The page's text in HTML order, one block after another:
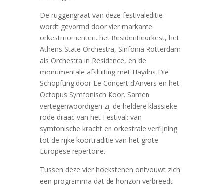
De ruggengraat van deze festivaleditie
wordt gevormd door vier markante
orkestmomenten: het Residentieorkest, het
Athens State Orchestra, Sinfonia Rotterdam
als Orchestra in Residence, en de
monumentale afsluiting met Haydns Die
Schöpfung door Le Concert d’Anvers en het
Octopus Symfonisch Koor. Samen
vertegenwoordigen zij de heldere klassieke
rode draad van het Festival: van
symfonische kracht en orkestrale verfijning
tot de rijke koortraditie van het grote
Europese repertoire.
Tussen deze vier hoekstenen ontvouwt zich
een programma dat de horizon verbreedt